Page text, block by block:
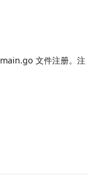
文件注册。注